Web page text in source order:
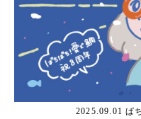
2025.09.01 ぱ